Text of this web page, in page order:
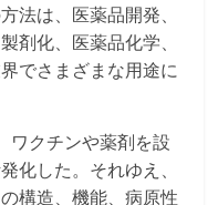
法は、医薬品開発、
剤化、医薬品化学、
でさまざまな用途に
ワクチンや薬剤を設
化した。それゆえ、
構造、機能、病原性